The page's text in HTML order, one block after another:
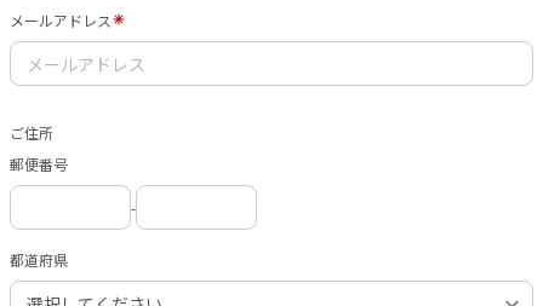
メールアドレス
ご住所
郵便番号
-
都道府県